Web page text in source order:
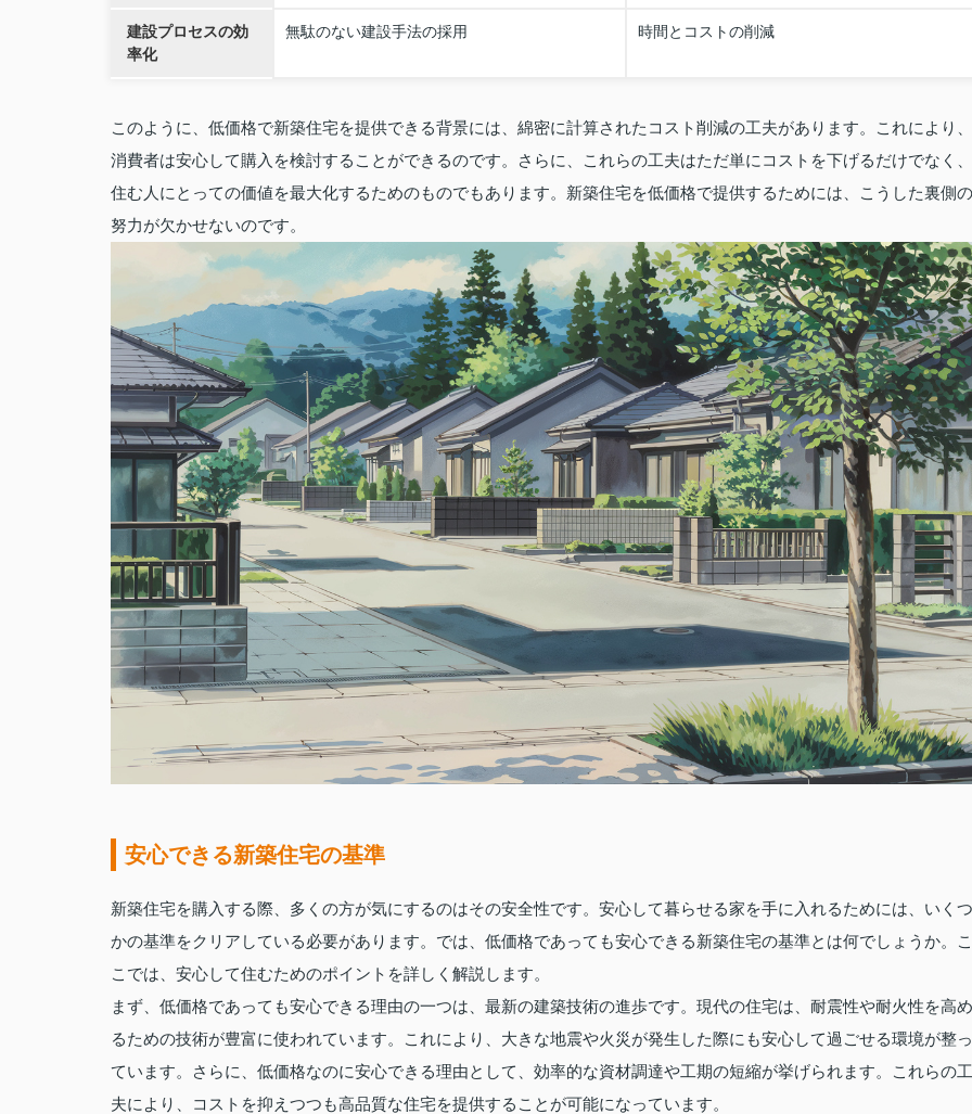
建設プロセスの効
率化
無駄のない建設手法の採用 時間とコストの削減
このように、低価格で新築住宅を提供できる背景には、綿密に計算されたコスト削減の工夫があります。これにより、
消費者は安心して購入を検討することができるのです。さらに、これらの工夫はただ単にコストを下げるだけでなく、
住む人にとっての価値を最大化するためのものでもあります。新築住宅を低価格で提供するためには、こうした裏側の
努力が欠かせないのです。
安心できる新築住宅の基準
新築住宅を購入する際、多くの方が気にするのはその安全性です。安心して暮らせる家を手に入れるためには、いくつ
かの基準をクリアしている必要があります。では、低価格であっても安心できる新築住宅の基準とは何でしょうか。こ
こでは、安心して住むためのポイントを詳しく解説します。
まず、低価格であっても安心できる理由の一つは、最新の建築技術の進歩です。現代の住宅は、耐震性や耐火性を高め
るための技術が豊富に使われています。これにより、大きな地震や火災が発生した際にも安心して過ごせる環境が整っ
ています。さらに、低価格なのに安心できる理由として、効率的な資材調達や工期の短縮が挙げられます。これらの工
夫により、コストを抑えつつも高品質な住宅を提供することが可能になっています。